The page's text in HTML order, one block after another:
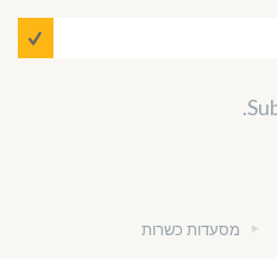
מסעדות כשרות